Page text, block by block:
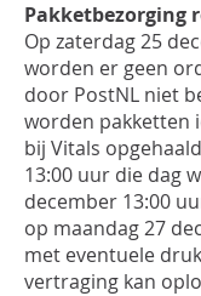
Pakketbezorging
Op zaterdag25
worden er geen
door PostNL niet
worden pakketten
bij Vitals
13:00 uur die dag
december 13:00
op maandag 27
met eventuele
vertraging kan